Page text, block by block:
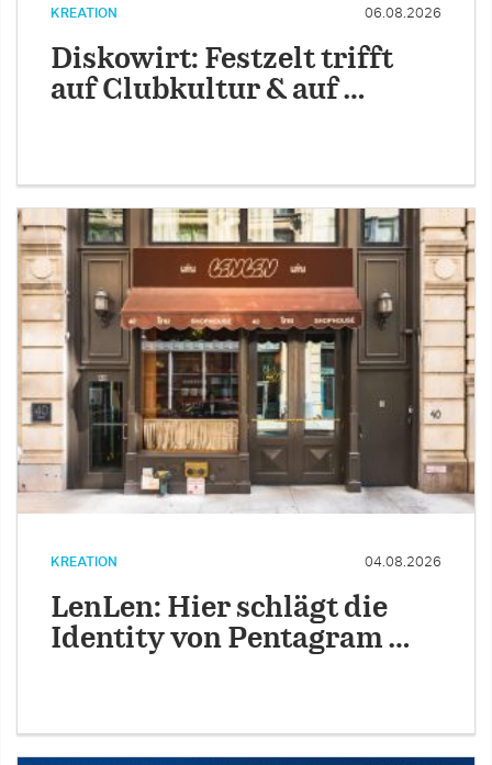
KREATION 06.08.2026
Diskowirt: Festzelt trifft
auf Clubkultur & auf …
KREATION 04.08.2026
LenLen: Hier schlägt die
Identity von Pentagram …